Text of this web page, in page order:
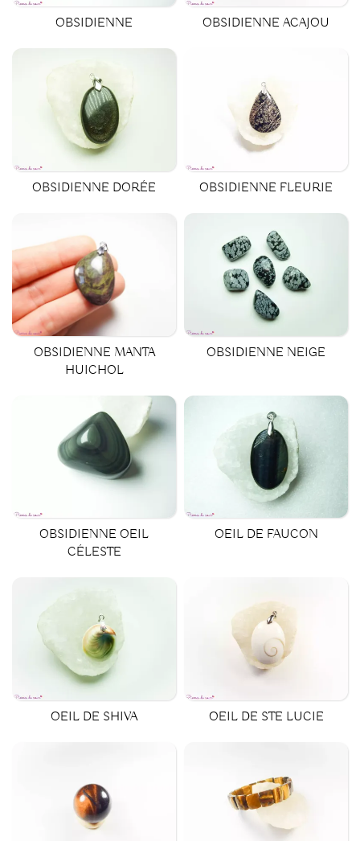
OBSIDIENNE OBSIDIENNE ACAJOU
OBSIDIENNE DORÉE OBSIDIENNE FLEURIE
OBSIDIENNE MANTA
HUICHOL
OBSIDIENNE NEIGE
OBSIDIENNE OEIL
CÉLESTE
OEIL DE FAUCON
OEIL DE SHIVA OEIL DE STE LUCIE